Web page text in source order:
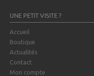
UNE PETIT VISITE ?
Accueil
Boutique
Actualités
Contact
Mon compte